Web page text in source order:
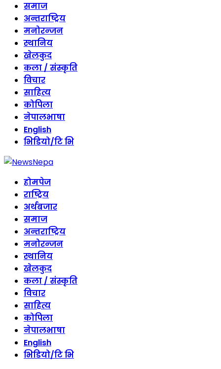
समाज
अन्तराष्ट्रिय
मनोरन्जन
स्थानिय
खेलकुद
कला / संस्कृति
विचार
साहित्य
कोपिला
नेपालभाषा
English
भिडियो/टि भि
होमपेज
राष्ट्रिय
अर्थबजार
समाज
अन्तराष्ट्रिय
मनोरन्जन
स्थानिय
खेलकुद
कला / संस्कृति
विचार
साहित्य
कोपिला
नेपालभाषा
English
भिडियो/टि भि